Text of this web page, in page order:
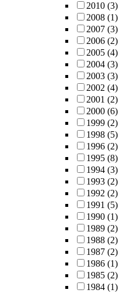
2010 (3)
2008 (1)
2007 (3)
2006 (2)
2005 (4)
2004 (3)
2003 (3)
2002 (4)
2001 (2)
2000 (6)
1999 (2)
1998 (5)
1996 (2)
1995 (8)
1994 (3)
1993 (2)
1992 (2)
1991 (5)
1990 (1)
1989 (2)
1988 (2)
1987 (2)
1986 (1)
1985 (2)
1984 (1)